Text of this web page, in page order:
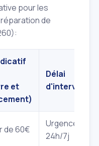
pour les
de
et
Délai
de 60€
Urgence
24h/7j